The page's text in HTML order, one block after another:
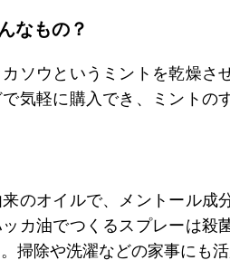
なもの？
ソウというミントを乾燥さ
気軽に購入でき、ミントの
のオイルで、メントール成
カ油でつくるスプレーは殺
掃除や洗濯などの家事にも活